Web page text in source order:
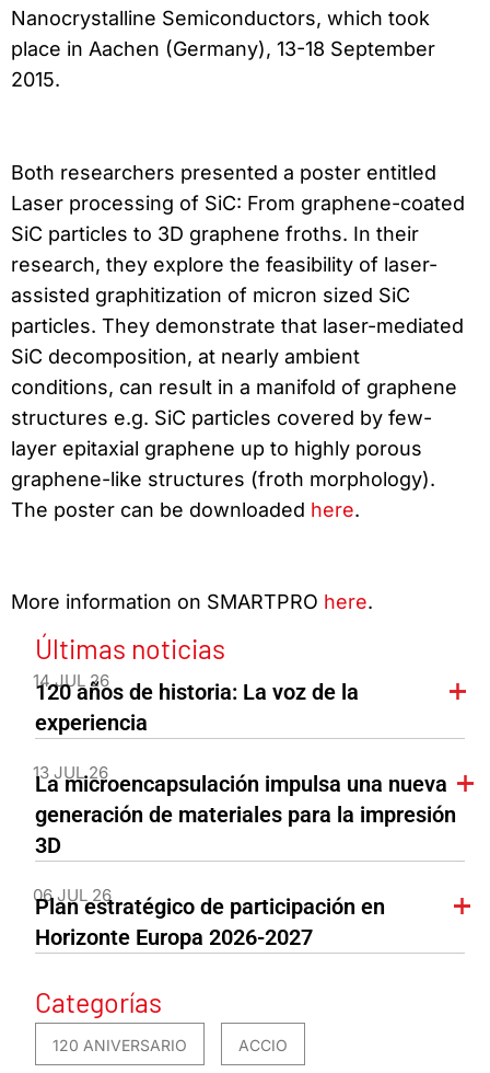
Nanocrystalline Semiconductors, which took
place in Aachen (Germany), 13-18 September
2015.
Both researchers presented a poster entitled
Laser processing of SiC: From graphene-coated
SiC particles to 3D graphene froths. In their
research, they explore the feasibility of laser-
assisted graphitization of micron sized SiC
particles. They demonstrate that laser-mediated
SiC decomposition, at nearly ambient
conditions, can result in a manifold of graphene
structures e.g. SiC particles covered by few-
layer epitaxial graphene up to highly porous
graphene-like structures (froth morphology).
The poster can be downloaded here.
More information on SMARTPRO here.
Últimas noticias
14 JUL 26
120 años de historia: La voz de la
experiencia
13 JUL 26
La microencapsulación impulsa una nueva
generación de materiales para la impresión
3D
06 JUL 26
Plan estratégico de participación en
Horizonte Europa 2026-2027
Categorías
120 ANIVERSARIO ACCIO